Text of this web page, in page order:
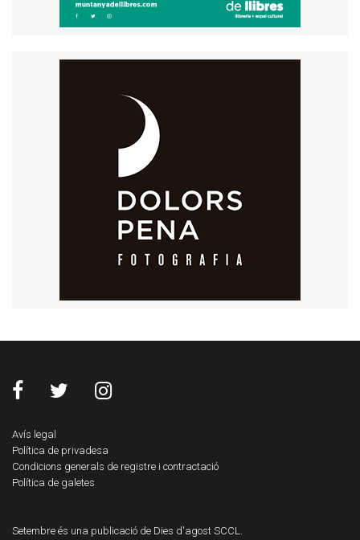
Avís legal
Política de privadesa
Condicions generals de registre i contractació
Política de galetes
Setembre és una publicació de Dies d'agost SCCL.